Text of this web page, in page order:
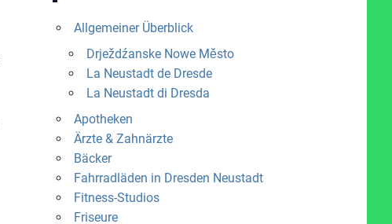
Allgemeiner Überblick
Drježdźanske Nowe Město
La Neustadt de Dresde
La Neustadt di Dresda
Apotheken
Ärzte & Zahnärzte
Bäcker
Fahrradläden in Dresden Neustadt
Fitness-Studios
Friseure